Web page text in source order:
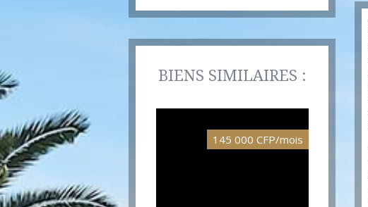
BIENS SIMILAIRES :
145 000 CFP/mois